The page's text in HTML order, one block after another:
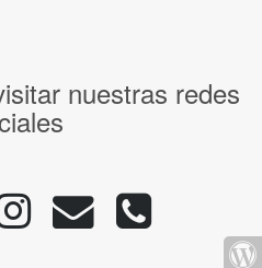
nuestras redes